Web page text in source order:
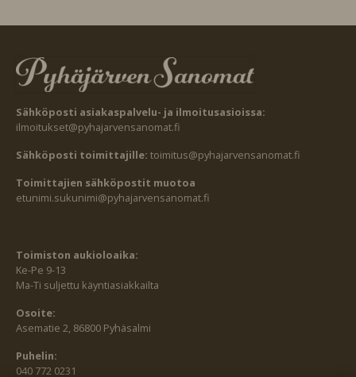
Sähköposti asiakaspalvelu- ja ilmoitusasioissa:
ilmoitukset@pyhajarvensanomat.fi
Sähköposti toimittajille: toimitus@pyhajarvensanomat.fi
Toimittajien sähköpostit muotoa
etunimi.sukunimi@pyhajarvensanomat.fi
Toimiston aukioloaika:
Ke-Pe 9-13
Ma-Ti suljettu käyntiasiakkailta
Osoite:
Asematie 2, 86800 Pyhäsalmi
Puhelin:
040 772 0231